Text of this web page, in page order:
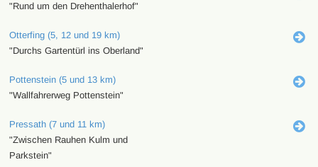
"Rund um den Drehenthalerhof"
Otterfing (5, 12 und 19 km)
"Durchs Gartentürl ins Oberland"
Pottenstein (5 und 13 km)
"Wallfahrerweg Pottenstein"
Pressath (7 und 11 km)
"Zwischen Rauhen Kulm und
Parkstein"